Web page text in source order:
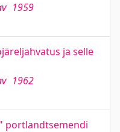
1959
ja selle
1962
portlandtsemendi